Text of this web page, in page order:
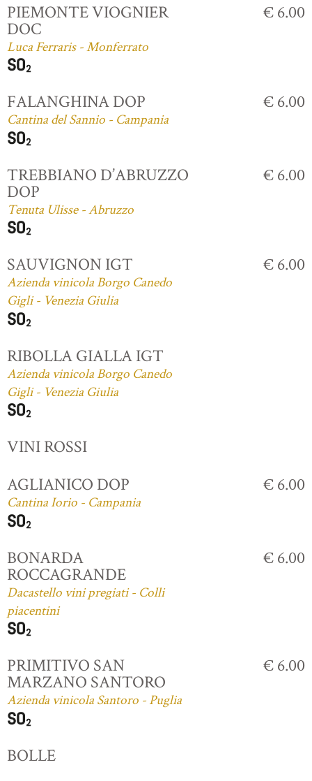
PIEMONTE VIOGNIER
DOC
Luca Ferraris - Monferrato
€ 6.00
FALANGHINA DOP
Cantina del Sannio - Campania
€ 6.00
TREBBIANO D’ABRUZZO
DOP
Tenuta Ulisse - Abruzzo
€ 6.00
SAUVIGNON IGT
Azienda vinicola Borgo Canedo
Gigli - Venezia Giulia
€ 6.00
RIBOLLA GIALLA IGT
Azienda vinicola Borgo Canedo
Gigli - Venezia Giulia
VINI ROSSI
AGLIANICO DOP
Cantina Iorio - Campania
€ 6.00
BONARDA
ROCCAGRANDE
Dacastello vini pregiati - Colli
piacentini
€ 6.00
PRIMITIVO SAN
MARZANO SANTORO
Azienda vinicola Santoro - Puglia
€ 6.00
BOLLE